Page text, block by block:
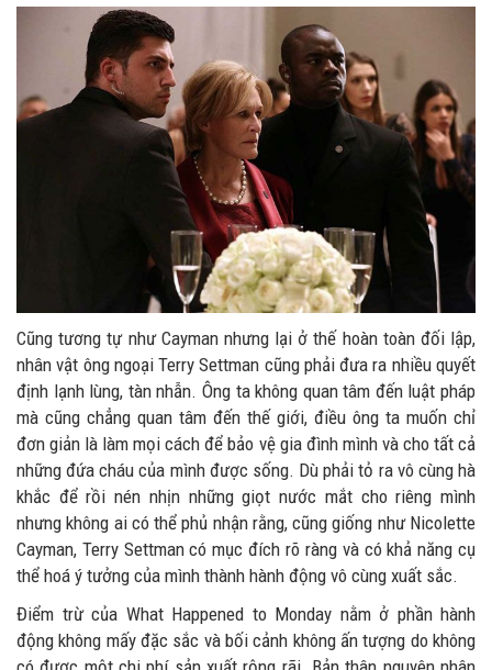
Cũng tương tự như Cayman nhưng lại ở thế hoàn toàn đối lập,
nhân vật ông ngoại Terry Settman cũng phải đưa ra nhiều quyết
định lạnh lùng, tàn nhẫn. Ông ta không quan tâm đến luật pháp
mà cũng chẳng quan tâm đến thế giới, điều ông ta muốn chỉ
đơn giản là làm mọi cách để bảo vệ gia đình mình và cho tất cả
những đứa cháu của mình được sống. Dù phải tỏ ra vô cùng hà
khắc để rồi nén nhịn những giọt nước mắt cho riêng mình
nhưng không ai có thể phủ nhận rằng, cũng giống như Nicolette
Cayman, Terry Settman có mục đích rõ ràng và có khả năng cụ
thể hoá ý tưởng của mình thành hành động vô cùng xuất sắc.
Điểm trừ của What Happened to Monday nằm ở phần hành
động không mấy đặc sắc và bối cảnh không ấn tượng do không